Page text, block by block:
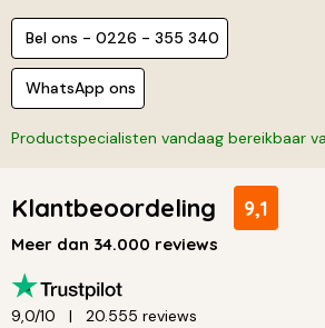
Bel ons - 0226 - 355 340
WhatsApp ons
Productspecialisten vandaag bereikbaar
Klantbeoordeling 9,1
Meer dan 34.000 reviews
9,0/10 20.555 reviews